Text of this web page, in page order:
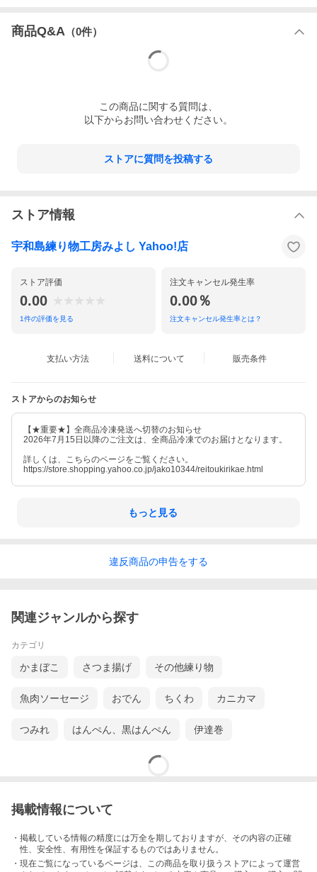
商品Q&A （0件）
この商品に関する質問は、
以下からお問い合わせください。
ストアに質問を投稿する
ストア情報
宇和島練り物工房みよし Yahoo!店
ストア評価
0.00
1件の評価を見る
注文キャンセル発生率
0.00％
注文キャンセル発生率とは？
支払い方法 送料について 販売条件
ストアからのお知らせ
【★重要★】全商品冷凍発送へ切替のお知らせ
2026年7月15日以降のご注文は、全商品冷凍でのお届けとなります。
詳しくは、こちらのページをご覧ください。
https://store.shopping.yahoo.co.jp/jako10344/reitoukirikae.html
もっと見る
違反商品の申告をする
関連ジャンルから探す
カテゴリ
かまぼこ さつま揚げ その他練り物
魚肉ソーセージ おでん ちくわ カニカマ
つみれ はんぺん、黒はんぺん 伊達巻
掲載情報について
・掲載している情報の精度には万全を期しておりますが、その内容の正確
性、安全性、有用性を保証するものではありません。
・現在ご覧になっているページは、この商品を取り扱うストアによって運営